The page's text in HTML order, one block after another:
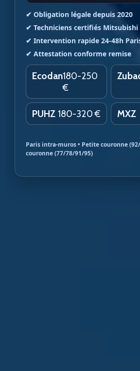
✔ Obligation légale depuis 2020
✔ Techniciens certifiés Mitsubishi
✔ Intervention rapide 24-48h
✔ Attestation conforme remise
Ecodan180-250
€
PUHZ 180-320 € MXZ
Paris intra-muros • Petite couronne
couronne (77/78/91/95)